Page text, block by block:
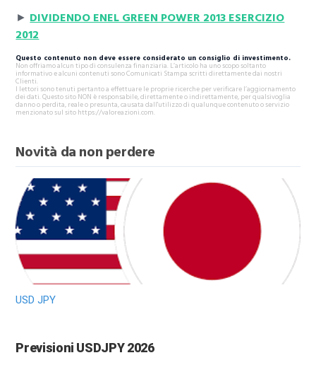
►DIVIDENDO ENEL GREEN POWER 2013 ESERCIZIO
2012
Questo contenuto non deve essere considerato un consiglio di investimento.
Non offriamo alcun tipo di consulenza finanziaria. L’articolo ha uno scopo soltanto
informativo e alcuni contenuti sono Comunicati Stampa scritti direttamente dai nostri
Clienti.
I lettori sono tenuti pertanto a effettuare le proprie ricerche per verificare l’aggiornamento
dei dati. Questo sito NON è responsabile, direttamente o indirettamente, per qualsivoglia
danno o perdita, reale o presunta, causata dall'utilizzo di qualunque contenuto o servizio
menzionato sul sito https://valoreazioni.com.
Novità da non perdere
USD JPY
Previsioni USDJPY 2026